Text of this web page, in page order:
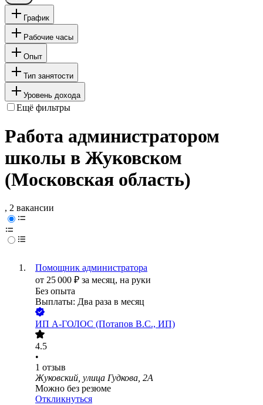
График
Рабочие часы
Опыт
Тип занятости
Уровень дохода
Ещё фильтры
Работа администратором
школы в Жуковском
(Московская область)
, 2 вакансии
Помощник администратора
от 25 000 ₽ за месяц, на руки
Без опыта
Выплаты: Два раза в месяц
ИП А-ГОЛОС (Потапов В.С., ИП)
4.5
•
1 отзыв
Жуковский, улица Гудкова, 2А
Можно без резюме
Откликнуться